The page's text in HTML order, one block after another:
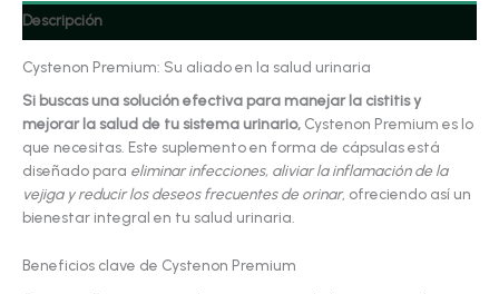
Descripción
Cystenon Premium: Su aliado en la salud urinaria
Si buscas una solución efectiva para manejar la cistitis y
mejorar la salud de tu sistema urinario, Cystenon Premium es lo
que necesitas. Este suplemento en forma de cápsulas está
diseñado para eliminar infecciones, aliviar la inflamación de la
vejiga y reducir los deseos frecuentes de orinar, ofreciendo así un
bienestar integral en tu salud urinaria.
Beneficios clave de Cystenon Premium